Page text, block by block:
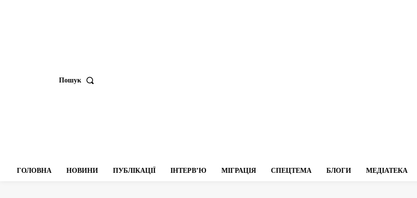
Пошук
ГОЛОВНА НОВИНИ ПУБЛІКАЦІЇ ІНТЕРВʼЮ МІГРАЦІЯ СПЕЦТЕМА БЛОГИ МЕДІАТЕКА